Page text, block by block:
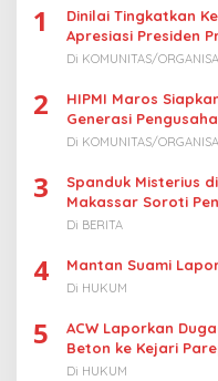
1
Dinilai Tingkatkan
Apresiasi Presiden
Nelayan
Di KOMUNITAS/
2
HIPMI Maros
Generasi
Di KOMUNITAS/
3
Spanduk Misterius
Makassar Soroti
Di BERITA
4 Mantan Suami
Di HUKUM
5
ACW Laporkan
Beton ke Kejari
Di HUKUM